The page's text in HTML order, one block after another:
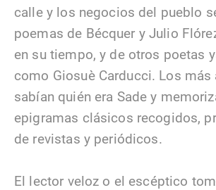
calle y los negocios del pueblo
poemas de Bécquer y Julio
en su tiempo, y de otros poetas
como Giosuè Carducci. Los más
sabían quién era Sade y
epigramas clásicos recogidos,
de revistas y periódicos.
El lector veloz o el escéptico